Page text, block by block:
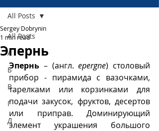
All Posts
А
Б
В
Г
Д
All Posts
Эпернь
Sergey Dobrynin
1 min read
Эпернь – (англ. epergne) столовый
прибор - пирамида с вазочками,
тарелками или корзинками для
подачи закусок, фруктов, десертов
или приправ. Доминирующий
элемент украшения большого